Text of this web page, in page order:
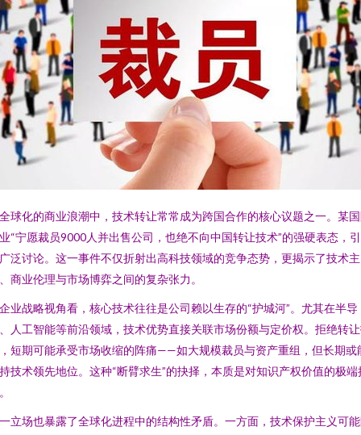
球化的商业浪潮中，技术转让常常成为跨国合作的核心议题之一。某
“宁愿裁员9000人并出售公司，也绝不向中国转让技术”的强硬表态，
泛讨论。这一事件不仅折射出高科技领域的竞争态势，更揭示了技术主
商业伦理与市场博弈之间的复杂张力。
业战略视角看，核心技术往往是公司赖以生存的“护城河”。尤其在半导
人工智能等前沿领域，技术优势直接关联市场份额与定价权。拒绝转
短期可能承受市场收缩的阵痛——如大规模裁员与资产重组，但长期或
技术领先地位。这种“断臂求生”的抉择，本质是对知识产权价值的极端
立场也暴露了全球化进程中的结构性矛盾。一方面，技术保护主义可